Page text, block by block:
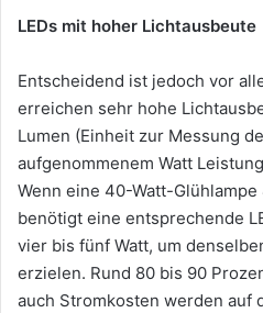
LEDs mit hoher Lichtausbeute
Entscheidend ist jedoch vor
erreichen sehr hohe
Lumen (Einheit zur Messung
aufgenommenem Watt
Wenn eine 40-Watt-
benötigt eine entsprechende
vier bis fünf Watt, um
erzielen. Rund 80 bis 90
auch Stromkosten werden auf